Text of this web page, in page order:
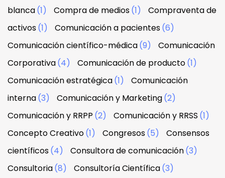
blanca(1) Compra de medios(1)
Compraventa de
activos(1) Comunicación a pacientes(6)
Comunicación científico-médica(9)
Comunicación
Corporativa(4) Comunicación de producto(1)
Comunicación estratégica(1)
Comunicación
interna(3) Comunicación y Marketing(2)
Comunicación y RRPP (2) Comunicación y RRSS (1)
Concepto Creativo(1) Congresos(5)
Consensos
científicos(4) Consultora de comunicación(3)
Consultoria(8) Consultoría Científica(3)